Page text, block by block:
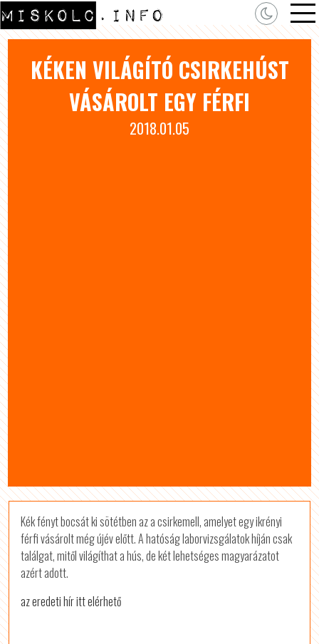
KÉKEN VILÁGÍTÓ CSIRKEHÚST
VÁSÁROLT EGY FÉRFI
2018.01.05
Kék fényt bocsát ki sötétben az a csirkemell, amelyet egy ikrényi
férfi vásárolt még újév előtt. A hatóság laborvizsgálatok híján csak
találgat, mitől világíthat a hús, de két lehetséges magyarázatot
azért adott.
az eredeti hír itt elérhető